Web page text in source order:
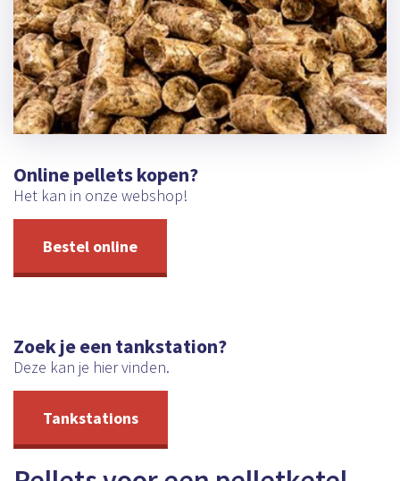
Online pellets kopen?
Het kan in onze webshop!
Bestel online
Zoek je een tankstation?
Deze kan je hier vinden.
Tankstations